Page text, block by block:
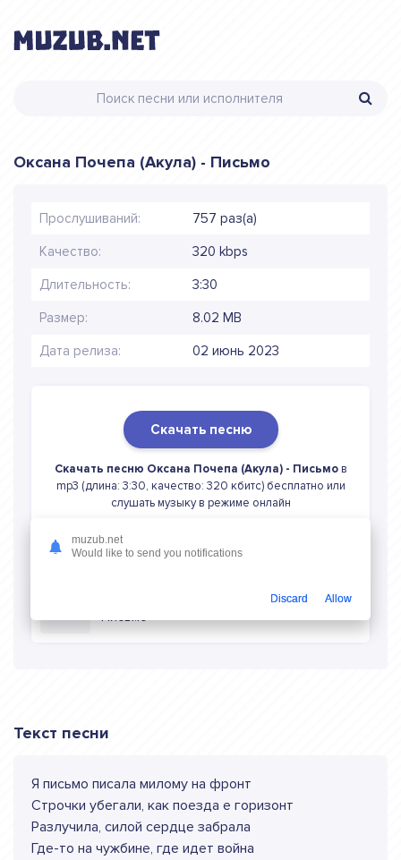
Оксана Почепа (Акула) - Письмо
Прослушиваний: 757 раз(а)
Качество: 320 kbps
Длительность: 3:30
Размер: 8.02 MB
Дата релиза: 02 июнь 2023
Скачать песню
Скачать песню Оксана Почепа (Акула) - Письмов
mp3 (длина: 3:30, качество: 320 кбитс) бесплатно или
слушать музыку в режиме онлайн
Слушать онлайн Оксана Почепа (Акула)
Письмо
Текст песни
Я письмо писала милому на фронт
Строчки убегали, как поезда е горизонт
Разлучила, силой сердце забрала
Где-то на чужбине, где идет война
muzub.net
Would like to send you notifications
Discard Allow